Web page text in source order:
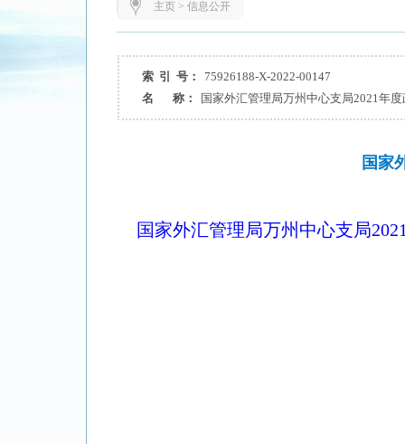
主页> 信息公开
索 引 号：
75926188-X-2022-00147
名 称：
国家外汇管理局万州中心支局2021年
国家
国家外汇管理局万州中心支局